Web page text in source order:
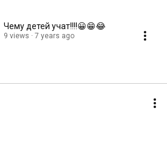
Чему детей учат!!!!😀😁😂
9 views 7 years ago